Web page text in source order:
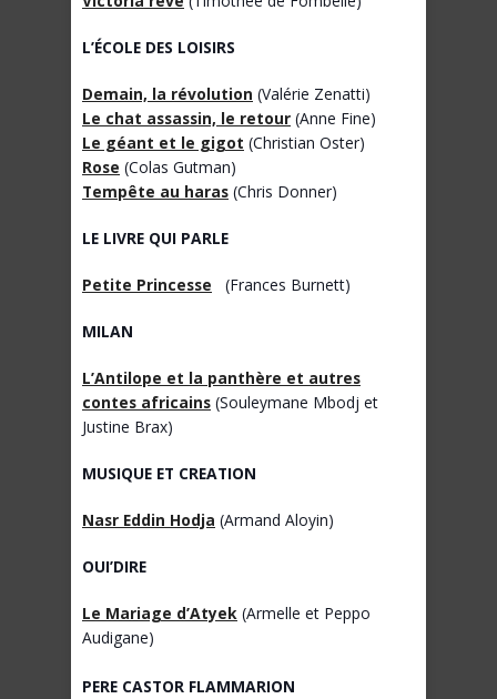
L’ÉCOLE DES LOISIRS
Demain, la révolution (Valérie Zenatti)
Le chat assassin, le retour (Anne Fine)
Le géant et le gigot (Christian Oster)
Rose (Colas Gutman)
Tempête au haras (Chris Donner)
LE LIVRE QUI PARLE
Petite Princesse (Frances Burnett)
MILAN
L’Antilope et la panthère et autres
contes africains (Souleymane Mbodj et
Justine Brax)
MUSIQUE ET CREATION
Nasr Eddin Hodja (Armand Aloyin)
OUI’DIRE
Le Mariage d’Atyek (Armelle et Peppo
Audigane)
PERE CASTOR FLAMMARION